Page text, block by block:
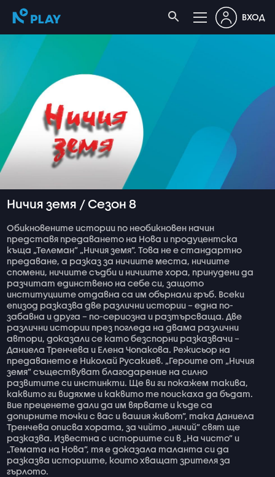
ВХОД
Ничия земя / Сезон 8
Обикновените истории по необикновен начин
представя предаването на Нова и продуцентска
къща „Телеман” „Ничия земя”. Това не е стандартно
предаване, а разказ за ничиите места, ничиите
спомени, ничиите съдби и ничиите хора, принудени да
разчитат единствено на себе си, защото
институциите отдавна са им обърнали гръб. Всеки
епизод разказва две различни истории – една по-
забавна и друга – по-сериозна и разтърсваща. Две
различни истории през погледа на двама различни
автори, доказали се като безспорни разказвачи –
Даниела Тренчева и Елена Чопакова. Режисьор на
предаването е Николай Русакиев. „Героите от „Ничия
земя” съществуват благодарение на силно
развитите си инстинкти. Ще ви ги покажем такива,
каквито ги видяхме и каквито те поискаха да бъдат.
Вие преценете дали да им вярвате и къде са
допирните точки с вас и вашия живот”, така Даниела
Тренчева описва хората, за чийто „ничий” свят ще
разказва. Известна с историите си в „На чисто” и
„Темата на Нова”, тя е доказала таланта си да
разказва историите, които хващат зрителя за
гърлото.